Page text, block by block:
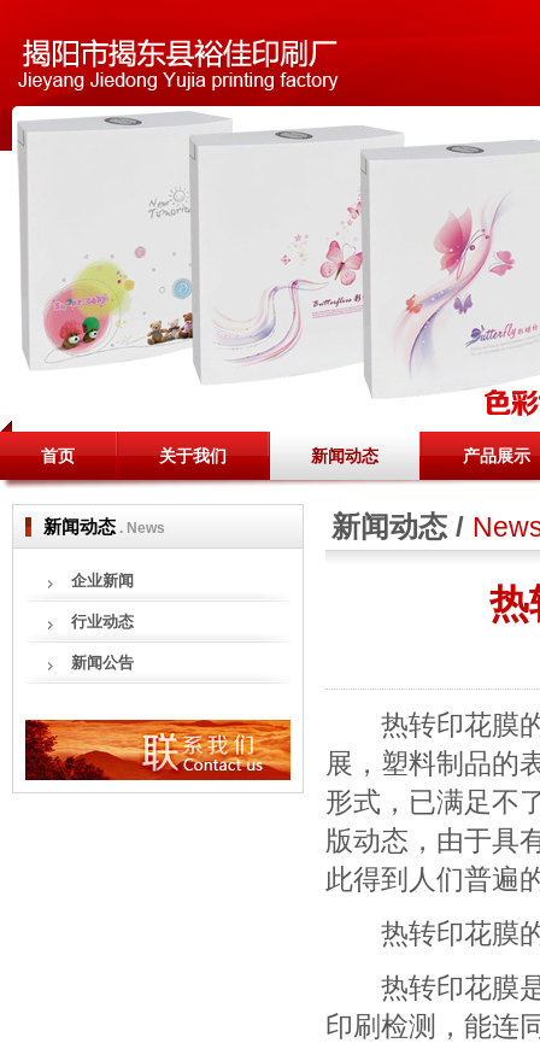
首页 关于我们 新闻动态 产品展示
新闻动态 . News
企业新闻
行业动态
新闻公告
新闻动态 /
热
热转印花膜的
展，塑料制品的
形式，已满足不
版动态，由于具
此得到人们普遍
热转印花膜
热转印花膜是
印刷检测，能连